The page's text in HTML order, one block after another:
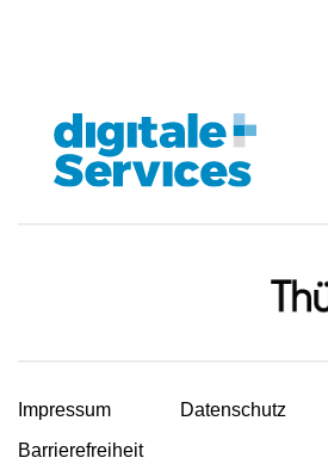
Impressum
Datenschutz
Barrierefreiheit